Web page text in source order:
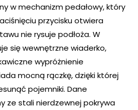
w mechanizm pedałowy, który
przycisku otwiera
nie rysuje podłoża. W
się wewnętrzne wiaderko,
wypróżnienie
mocną rączkę, dzięki której
pojemniki. Dane
ze stali nierdzewnej pokrywa